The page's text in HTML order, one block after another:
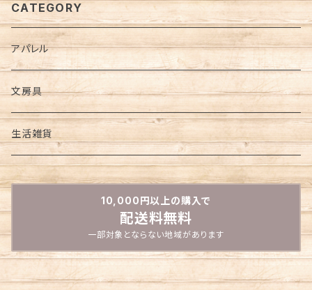
CATEGORY
アパレル
文房具
生活雑貨
10,000円以上の購入で
配送料無料
一部対象とならない地域があります